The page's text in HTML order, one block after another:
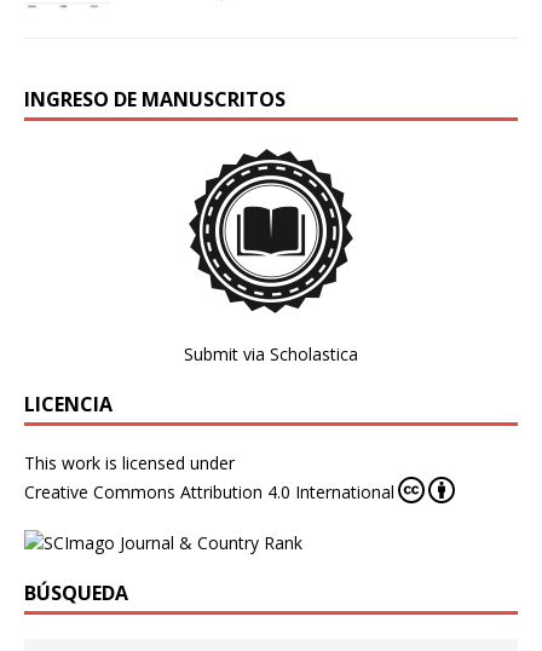
INGRESO DE MANUSCRITOS
Submit via Scholastica
LICENCIA
This work is licensed under
Creative Commons Attribution 4.0 International
BÚSQUEDA